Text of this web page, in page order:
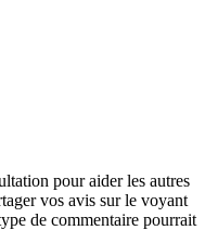
pour aider les autres
vos avis sur le voyant
de commentaire pourrait